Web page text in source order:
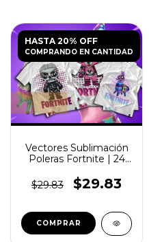
HASTA 20% OFF
COMPRANDO EN CANTIDAD
Vectores Sublimación
Poleras Fortnite | 24
$29.83
$29.83